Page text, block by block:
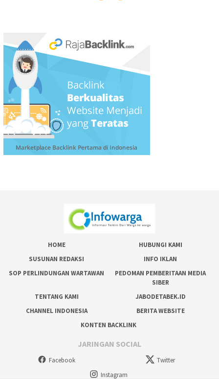
HOME
HUBUNGI KAMI
SUSUNAN REDAKSI
INFO IKLAN
SOP PERLINDUNGAN WARTAWAN
PEDOMAN PEMBERITAAN MEDIA
SIBER
TENTANG KAMI
JABODETABEK.ID
CHANNEL INDONESIA
BERITA WEBSITE
KONTEN BACKLINK
JARINGAN SOCIAL
Facebook
Twitter
Instagram